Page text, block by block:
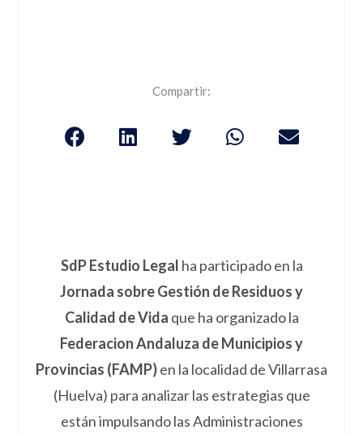
Compartir:
SdP Estudio Legal ha participado en la
Jornada sobre Gestión de Residuos y
Calidad de Vida que ha organizado la
Federacion Andaluza de Municipios y
Provincias (FAMP)en la localidad de Villarrasa
(Huelva) para analizar las estrategias que
están impulsando las Administraciones